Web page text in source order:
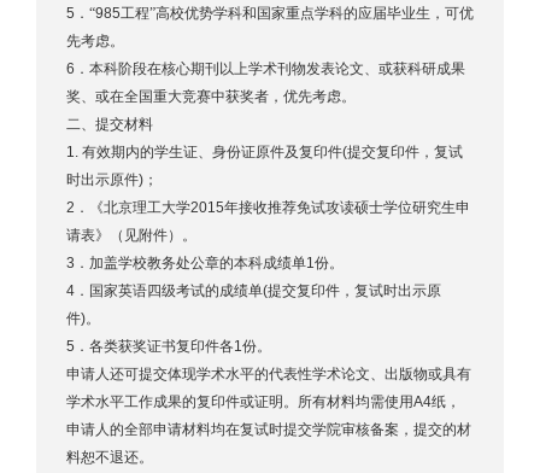
5 ．“985工程”高校优势学科和国家重点学科的应届毕业生，可优
先考虑。
6 ．本科阶段在核心期刊以上学术刊物发表论文、或获科研成果
奖、或在全国重大竞赛中获奖者，优先考虑。
二、提交材料
1. 有效期内的学生证、身份证原件及复印件(提交复印件，复试
时出示原件) ；
2 ．《北京理工大学2015年接收推荐免试攻读硕士学位研究生申
请表》（见附件）。
3 ．加盖学校教务处公章的本科成绩单1份。
4 ．国家英语四级考试的成绩单(提交复印件，复试时出示原
件)。
5 ．各类获奖证书复印件各1份。
申请人还可提交体现学术水平的代表性学术论文、出版物或具有
学术水平工作成果的复印件或证明。所有材料均需使用A4纸，
申请人的全部申请材料均在复试时提交学院审核备案，提交的材
料恕不退还。